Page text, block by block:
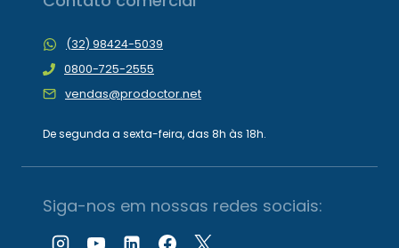
(32) 98424-5039
0800-725-2555
vendas@prodoctor.net
De segunda a sexta-feira, das 8h às 18h.
Siga-nos em nossas redes sociais: